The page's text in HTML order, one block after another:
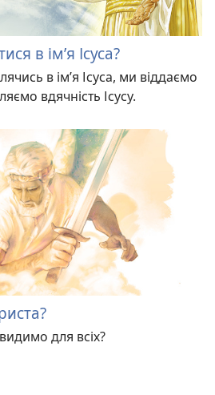
в ім’я Ісуса?
в ім’я Ісуса, ми віддаємо
вдячність Ісусу.
для всіх?